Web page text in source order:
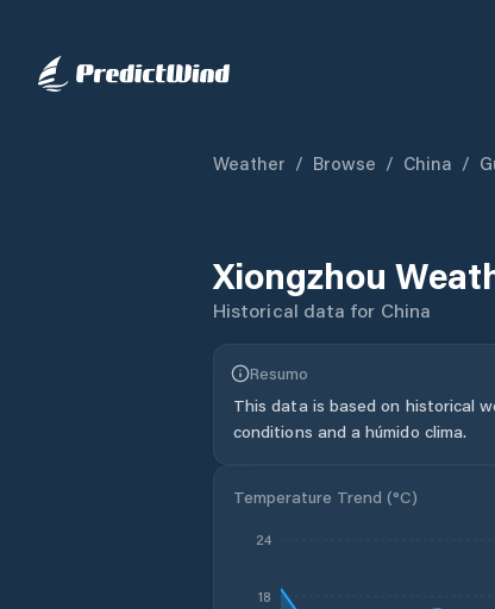
Weather / Browse / China /
Xiongzhou
Historical data for China
Resumo
This data is based on historical
conditions and a húmido clima.
Temperature Trend (°C)
18
24